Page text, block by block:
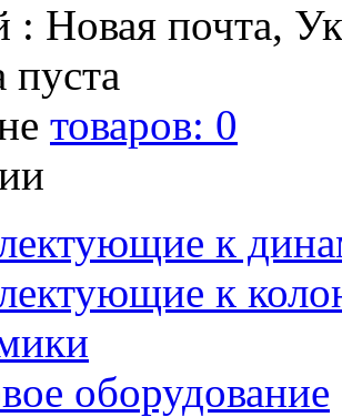
: Новая почта,
пуста
товаров: 0
к
к
оборудование